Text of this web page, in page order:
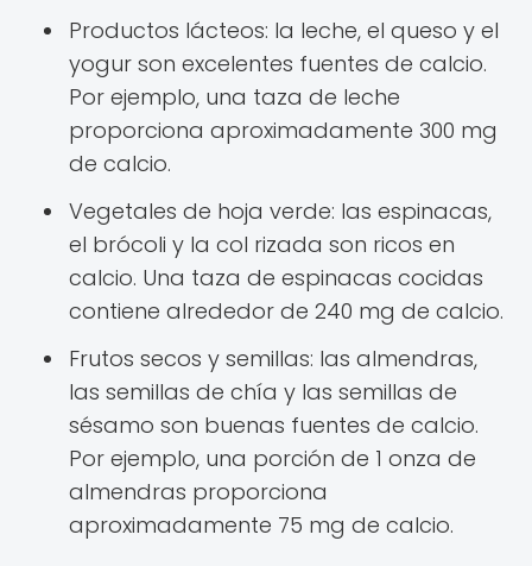
Productos lácteos: la leche, el queso y el
yogur son excelentes fuentes de calcio.
Por ejemplo, una taza de leche
proporciona aproximadamente 300 mg
de calcio.
Vegetales de hoja verde: las espinacas,
el brócoli y la col rizada son ricos en
calcio. Una taza de espinacas cocidas
contiene alrededor de 240 mg de calcio.
Frutos secos y semillas: las almendras,
las semillas de chía y las semillas de
sésamo son buenas fuentes de calcio.
Por ejemplo, una porción de 1 onza de
almendras proporciona
aproximadamente 75 mg de calcio.